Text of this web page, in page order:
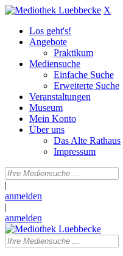
X
Los geht's!
Angebote
Praktikum
Mediensuche
Einfache Suche
Erweiterte Suche
Veranstaltungen
Museum
Mein Konto
Über uns
Das Alte Rathaus
Impressum
|
anmelden
|
anmelden